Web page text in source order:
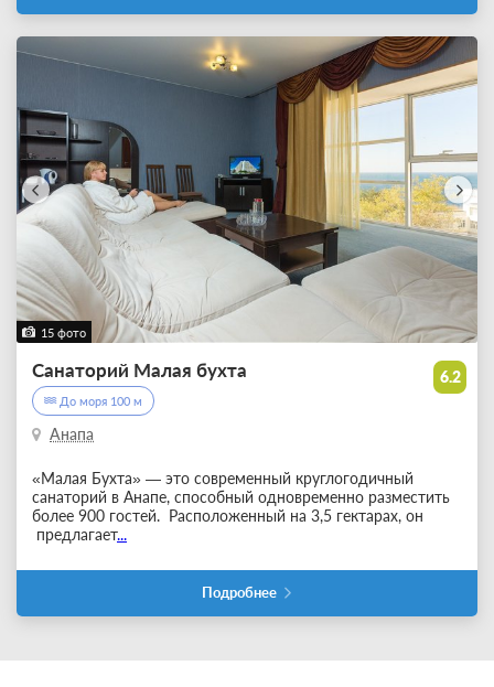
15 фото
6.2
Санаторий Малая бухта
До моря 100 м
Анапа
«Малая Бухта» — это современный круглогодичный
санаторий в Анапе, способный одновременно разместить
более 900 гостей. Расположенный на 3,5 гектарах, он
предлагает...
Подробнее